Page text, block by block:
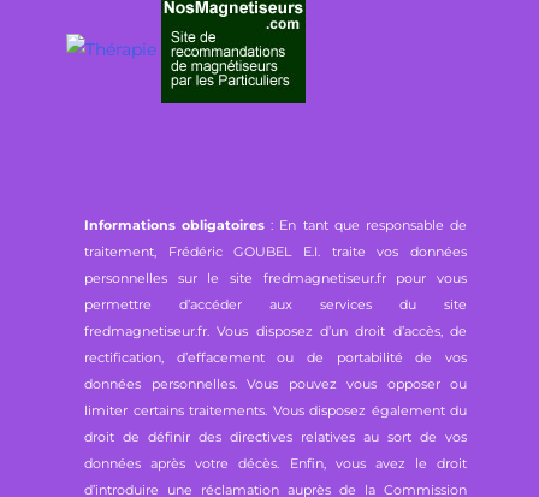
Informations obligatoires : En tant que responsable de
traitement, Frédéric GOUBEL E.I. traite vos données
personnelles sur le site fredmagnetiseur.fr pour vous
permettre d’accéder aux services du site
fredmagnetiseur.fr. Vous disposez d’un droit d’accès, de
rectification, d’effacement ou de portabilité de vos
données personnelles. Vous pouvez vous opposer ou
limiter certains traitements. Vous disposez également du
droit de définir des directives relatives au sort de vos
données après votre décès. Enfin, vous avez le droit
d’introduire une réclamation auprès de la Commission